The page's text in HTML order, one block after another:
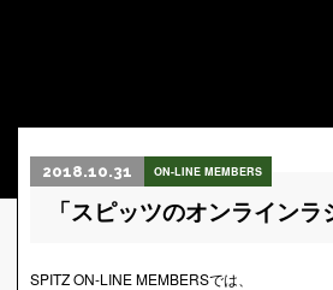
2018.10.31 ON-LINE MEMBERS
「スピッツのオンラインラ
SPITZ ON-LINE MEMBERSでは、